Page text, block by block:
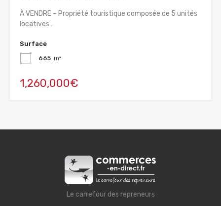
À VENDRE – Propriété touristique composée de 5 unités
locatives…
Surface
665 m²
1,260,000€
Le carrefour des repreneurs